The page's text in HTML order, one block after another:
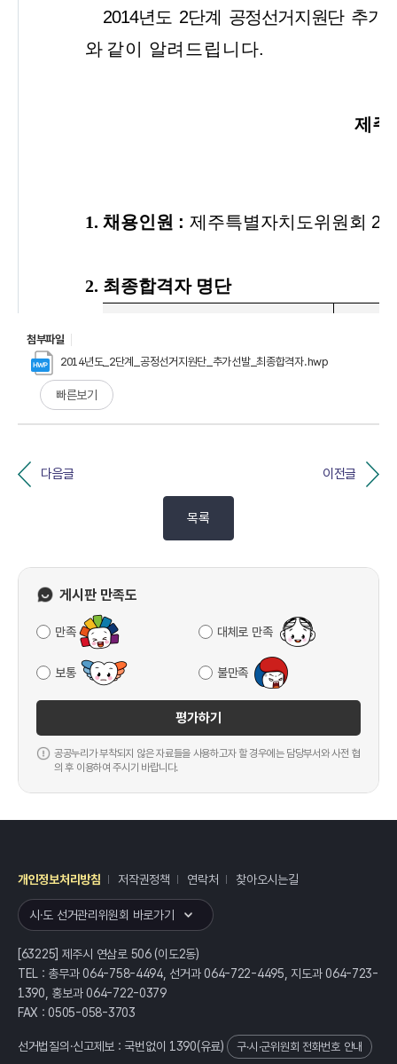
첨부파일
2014년도_2단계_공정선거지원단_추가선발_최종합격자.hwp
빠른보기
다음글 이전글
목록
게시판 만족도
만족 대체로 만족
보통 불만족
평가하기
공공누리가 부착되지 않은 자료들을 사용하고자 할 경우에는 담당부서와 사전 협
의 후 이용하여 주시기 바랍니다.
개인정보처리방침 저작권정책 연락처 찾아오시는길
시·도 선거관리위원회 바로가기
[63225] 제주시 연삼로 506 (이도2동)
TEL : 총무과 064-758-4494, 선거과 064-722-4495, 지도과 064-723-
1390, 홍보과 064-722-0379
FAX : 0505-058-3703
선거법질의·신고제보 : 국번없이 1390(유료) 구·시·군위원회 전화번호 안내